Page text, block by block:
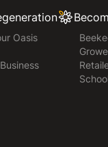
Oasis